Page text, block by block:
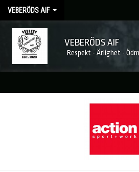
VEBERÖDS AIF
VEBERÖDS AIF
Respekt - Ärlighet -